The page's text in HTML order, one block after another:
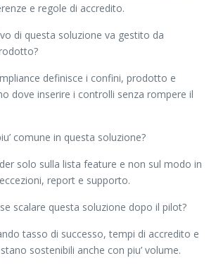
e regole di accredito.
di questa soluzione va gestito da
definisce i confini, prodotto e
dove inserire i controlli senza rompere il
comune in questa soluzione?
solo sulla lista feature e non sul modo in
report e supporto.
scalare questa soluzione dopo il pilot?
tasso di successo, tempi di accredito e
sostenibili anche con piu’ volume.